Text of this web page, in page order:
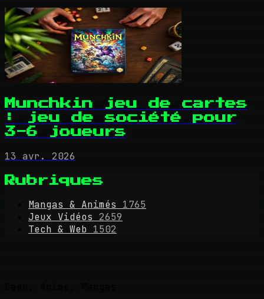
Munchkin jeu de cartes
: jeu de société pour
3-6 joueurs
13 avr. 2026
Rubriques
Mangas & Animés
1765
Jeux Vidéos
2659
Tech & Web 1502